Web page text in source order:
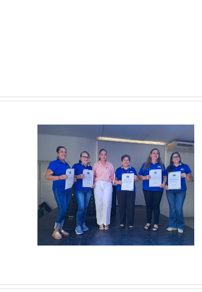
Neiva inicia la
celebración de la
Semana Mundial de la
Lactancia Materna con
feria gastronómica en el
CAIMI